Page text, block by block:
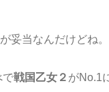
が妥当なんだけどね。
で戦国乙女２ がNo.1